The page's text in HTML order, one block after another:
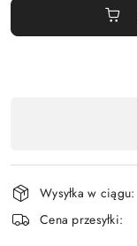
płatność
i
dostawa
Wysyłka w ciągu:
Cena przesyłki: